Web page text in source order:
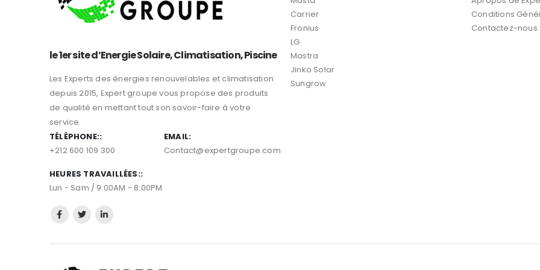
le 1er site d’Energie Solaire, Climatisation, Piscine
Les Experts des énergies renouvelables et climatisation
depuis 2015, Expert groupe vous propose des produits
de qualité en mettant tout son savoir-faire à votre
service.
TÉLÉPHONE::
+212 600 109 300
EMAIL:
Contact@expertgroupe.com
HEURES TRAVAILLÉES::
Lun - Sam / 9:00AM - 8:00PM
Carrier
Fronius
LG
Mastra
Jinko Solar
Sungrow
Conditions
Contactez-nous